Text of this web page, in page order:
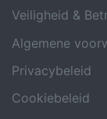
Veiligheid &
Algemene
Privacybeleid
Cookiebeleid